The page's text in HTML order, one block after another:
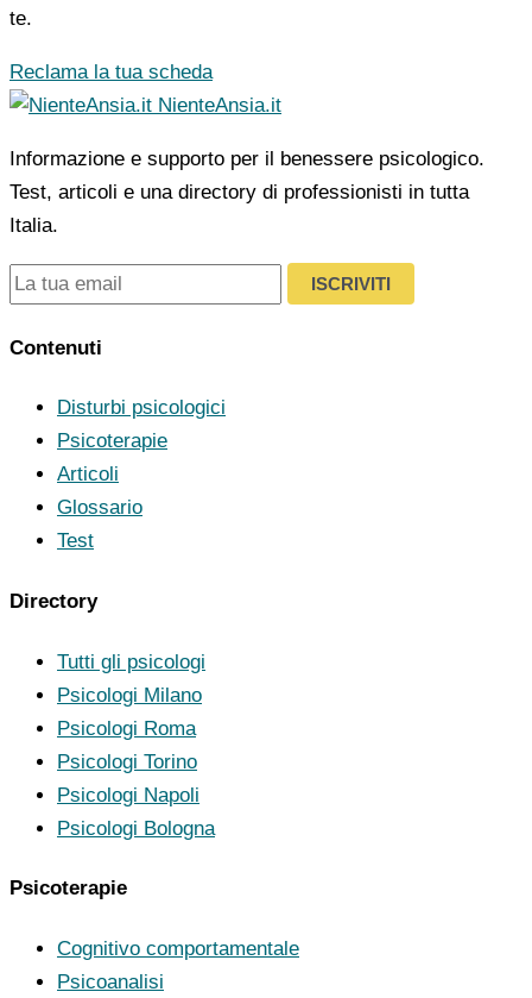
te.
Reclama la tua scheda
NienteAnsia.it
Informazione e supporto per il benessere psicologico.
Test, articoli e una directory di professionisti in tutta
Italia.
ISCRIVITI
Contenuti
Disturbi psicologici
Psicoterapie
Articoli
Glossario
Test
Directory
Tutti gli psicologi
Psicologi Milano
Psicologi Roma
Psicologi Torino
Psicologi Napoli
Psicologi Bologna
Psicoterapie
Cognitivo comportamentale
Psicoanalisi